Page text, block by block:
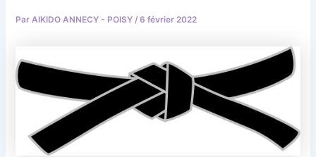
Par AIKIDO ANNECY - POISY /6 février 2022